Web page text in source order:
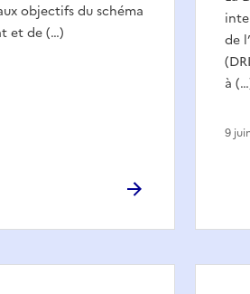
objectifs du schéma
et de (…)
de
à
9